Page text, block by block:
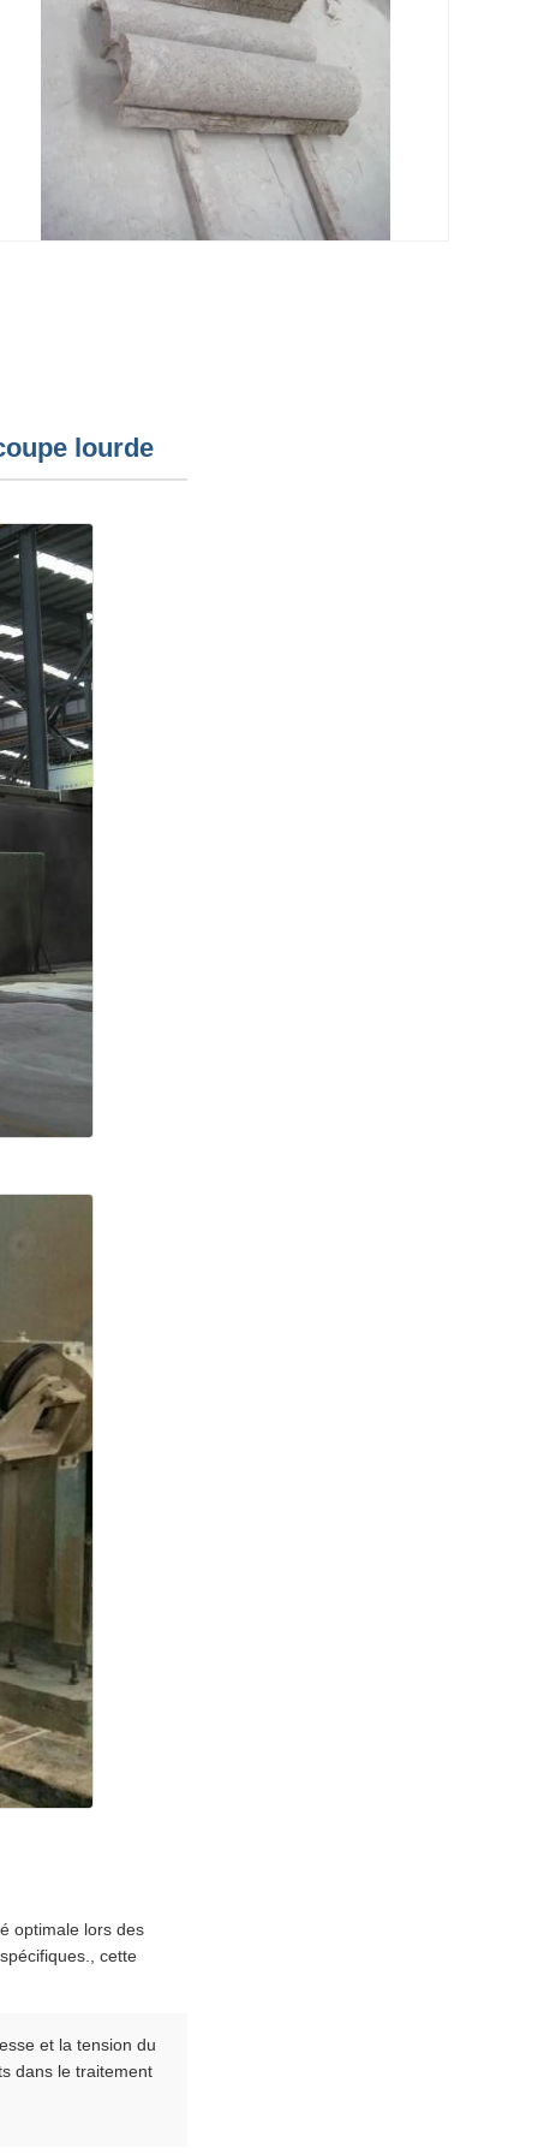
lourde
optimale lors des
cette
et la tension du
dans le traitement